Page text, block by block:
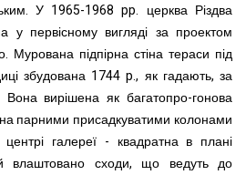
У 1965-1968 pp. церква Різдва
у первісному вигляді за проектом
Мурована підпірна стіна тераси під
збудована 1744 p., як гадають, за
вирішена як багатопро-гонова
парними присадкуватими колонами
галереї - квадратна в плані
влаштовано сходи, що ведуть до